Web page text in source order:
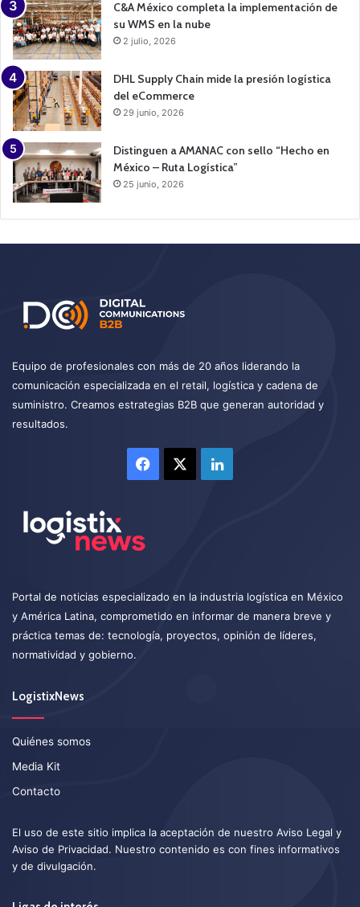
C&A México completa la implementación de
su WMS en la nube
2 julio, 2026
DHL Supply Chain mide la presión logística
del eCommerce
29 junio, 2026
Distinguen a AMANAC con sello “Hecho en
México – Ruta Logística”
25 junio, 2026
Equipo de profesionales con más de 20 años liderando la
comunicación especializada en el retail, logística y cadena de
suministro. Creamos estrategias B2B que generan autoridad y
resultados.
Facebook LinkedIn
Portal de noticias especializado en la industria logística en México
y América Latina, comprometido en informar de manera breve y
práctica temas de: tecnología, proyectos, opinión de líderes,
normatividad y gobierno.
LogistixNews
Quiénes somos
Media Kit
Contacto
El uso de este sitio implica la aceptación de nuestro Aviso Legal y
Aviso de Privacidad. Nuestro contenido es con fines informativos
y de divulgación.